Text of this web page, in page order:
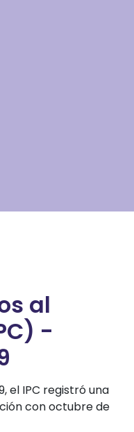
al
-
el IPC registró una
con octubre de